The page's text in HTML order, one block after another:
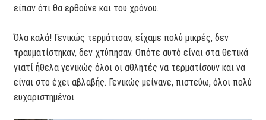
είπαν ότι θα ερθούνε και του χρόνου.
Όλα καλά! Γενικώς τερμάτισαν, είχαμε πολύ μικρές, δεν
τραυματίστηκαν, δεν χτύπησαν. Οπότε αυτό είναι στα θετικά
γιατί ήθελα γενικώς όλοι οι αθλητές να τερματίσουν και να
είναι στο έχει αβλαβής. Γενικώς μείνανε, πιστεύω, όλοι πολύ
ευχαριστημένοι.